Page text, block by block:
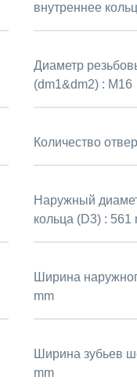
внутреннее
Диаметр
(dm1&dm2) : M16
Количество
Наружный
кольца (D3) : 561
Ширина
mm
Ширина зубьев
mm